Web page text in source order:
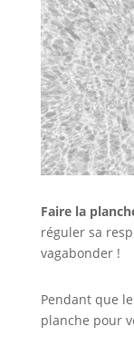
Faire la
réguler sa
vagabonder !
Pendant que le
planche pour